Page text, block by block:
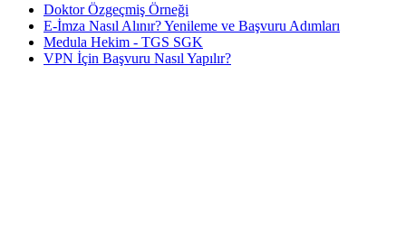
Doktor Özgeçmiş Örneği
E-İmza Nasıl Alınır? Yenileme ve Başvuru Adımları
Medula Hekim - TGS SGK
VPN İçin Başvuru Nasıl Yapılır?